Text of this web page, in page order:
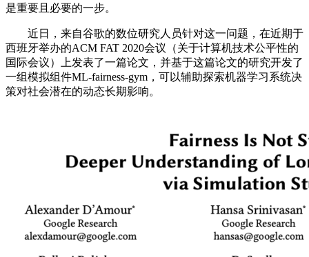
是重要且必要的一步。
近日，来自谷歌的数位研究人员针对这一问题，在近期于
西班牙举办的ACM FAT 2020会议（关于计算机技术公平性的
国际会议）上发表了一篇论文，并基于这篇论文的研究开发了
一组模拟组件ML-fairness-gym，可以辅助探索机器学习系统决
策对社会潜在的动态长期影响。